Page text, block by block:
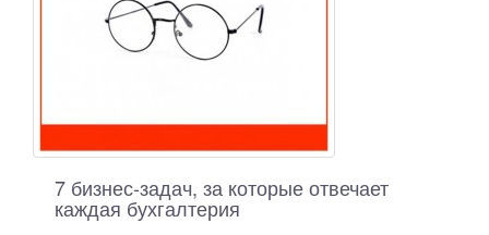
7 бизнес-задач, за которые отвечает
каждая бухгалтерия